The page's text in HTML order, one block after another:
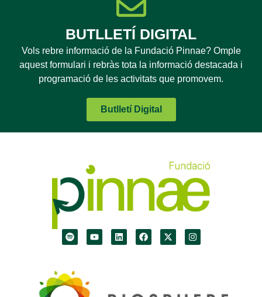
BUTLLETÍ DIGITAL
Vols rebre informació de la Fundació Pinnae? Omple
aquest formulari i rebràs tota la informació destacada i
programació de les activitats que promovem.
Butlletí Digital